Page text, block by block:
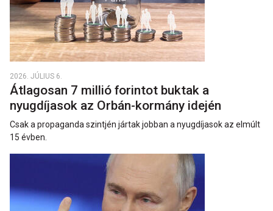
2026. JÚLIUS 6.
Átlagosan 7 millió forintot buktak a
nyugdíjasok az Orbán-kormány idején
Csak a propaganda szintjén jártak jobban a nyugdíjasok az elmúlt
15 évben.